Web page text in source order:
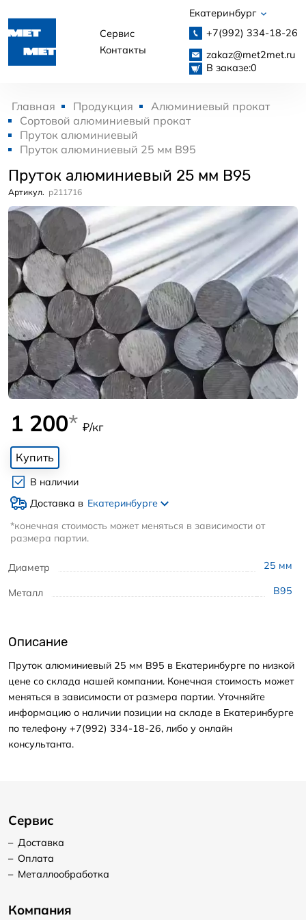
Сервис
Контакты
Екатеринбург
+7(992) 334-18-26
zakaz@met2met.ru
В заказе:0
Главная Продукция
Алюминиевый прокат
Сортовой алюминиевый прокат
Пруток алюминиевый
Пруток алюминиевый 25 мм В95
Пруток алюминиевый 25 мм В95
Артикул. p211716
Диаметр 25 мм
Металл В95
1 200* ₽/кг
Купить
В наличии
Доставка в Екатеринбурге
*конечная стоимость может меняться в зависимости от
размера партии.
Описание
Пруток алюминиевый 25 мм В95 в Екатеринбурге по низкой
цене со склада нашей компании. Конечная стоимость может
меняться в зависимости от размера партии. Уточняйте
информацию о наличии позиции на складе в Екатеринбурге
по телефону +7(992) 334-18-26, либо у онлайн
консультанта.
Сервис
– Доставка
– Оплата
– Металлообработка
Компания